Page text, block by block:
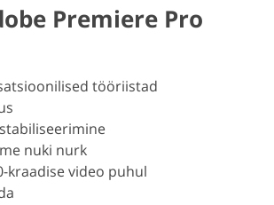
Premiere Pro
tööriistad
nuki nurk
kraadise video puhul